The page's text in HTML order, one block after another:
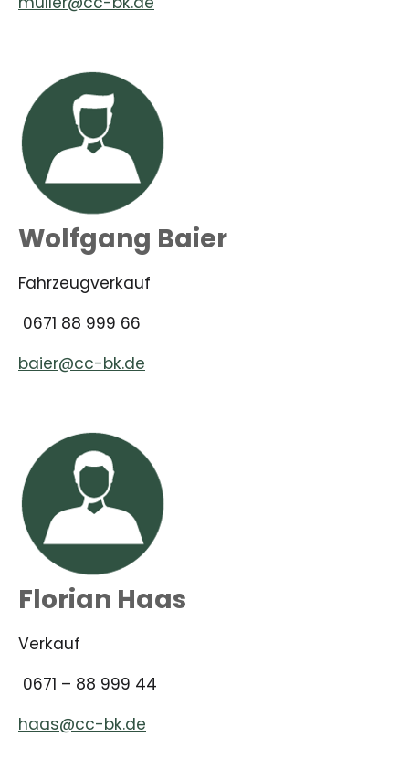
Wolfgang Baier
Fahrzeugverkauf
0671 88 999 66
baier@cc-bk.de
Florian Haas
Verkauf
0671 – 88 999 44
haas@cc-bk.de